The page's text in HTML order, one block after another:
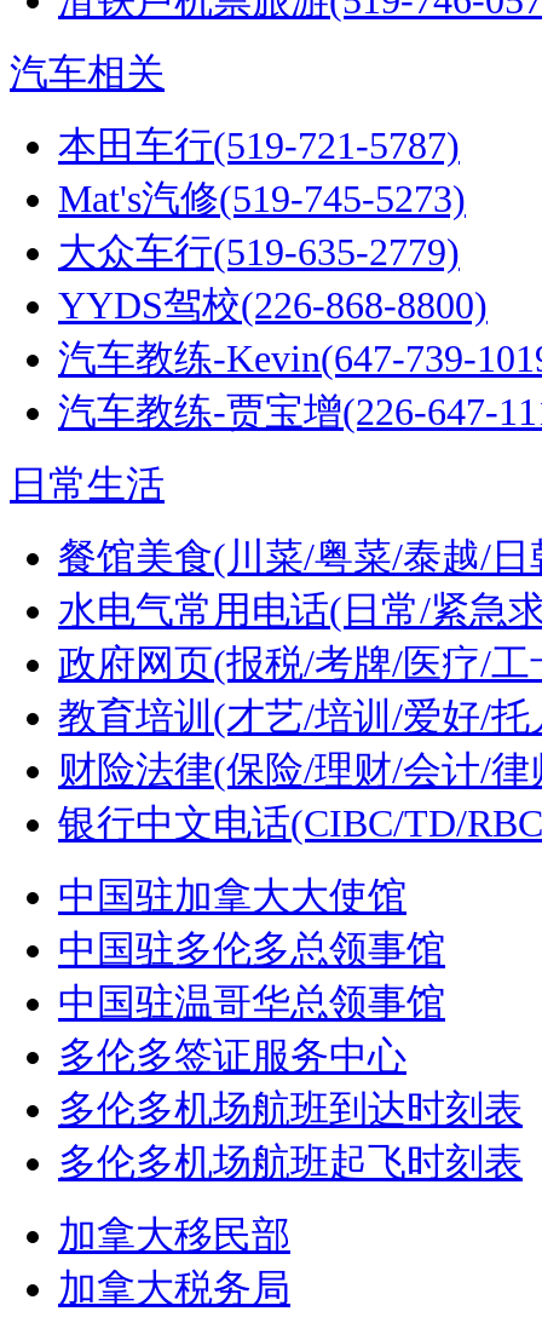
汽车相关
本田车行(519-721-5787)
Mat's汽修(519-745-5273)
大众车行(519-635-2779)
YYDS驾校(226-868-8800)
汽车教练-Kevin(647-739-
汽车教练-贾宝增(226-647-
日常生活
餐馆美食(川菜/粤菜/泰越/日
水电气常用电话(日常/紧急
政府网页(报税/考牌/医疗/工
教育培训(才艺/培训/爱好/托
财险法律(保险/理财/会计/律
银行中文电话(CIBC/TD/
中国驻加拿大大使馆
中国驻多伦多总领事馆
中国驻温哥华总领事馆
多伦多签证服务中心
多伦多机场航班到达时刻表
多伦多机场航班起飞时刻表
加拿大移民部
加拿大税务局